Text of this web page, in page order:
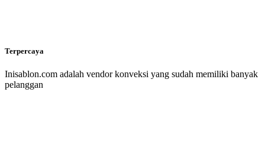
Terpercaya
Inisablon.com adalah vendor konveksi yang sudah memiliki banyak
pelanggan